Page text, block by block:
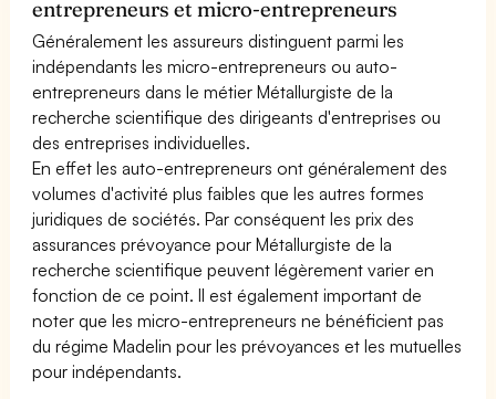
entrepreneurs et micro-entrepreneurs
Généralement les assureurs distinguent parmi les
indépendants les micro-entrepreneurs ou auto-
entrepreneurs dans le métier Métallurgiste de la
recherche scientifique des dirigeants d'entreprises ou
des entreprises individuelles.
En effet les auto-entrepreneurs ont généralement des
volumes d'activité plus faibles que les autres formes
juridiques de sociétés. Par conséquent les prix des
assurances prévoyance pour Métallurgiste de la
recherche scientifique peuvent légèrement varier en
fonction de ce point. Il est également important de
noter que les micro-entrepreneurs ne bénéficient pas
du régime Madelin pour les prévoyances et les mutuelles
pour indépendants.